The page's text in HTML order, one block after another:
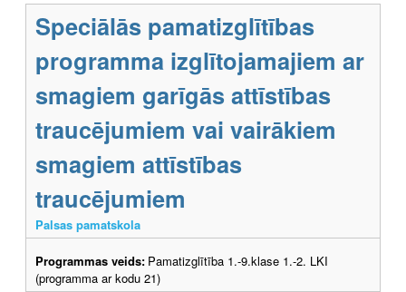
Speciālās pamatizglītības
programma izglītojamajiem ar
smagiem garīgās attīstības
traucējumiem vai vairākiem
smagiem attīstības
traucējumiem
Palsas pamatskola
Programmas veids: Pamatizglītība 1.-9.klase 1.-2. LKI
(programma ar kodu 21)